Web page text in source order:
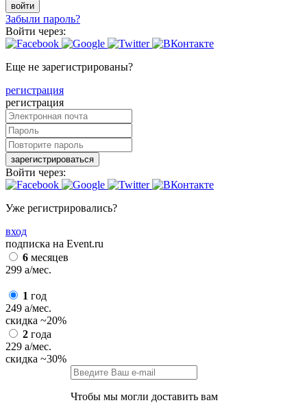
войти
Забыли пароль?
Войти через:
Еще не зарегистрированы?
регистрация
регистрация
зарегистрироваться
Войти через:
Уже регистрировались?
вход
подписка на Event.ru
6 месяцев
299 a/мес.
1 год
249 a/мес.
скидка ~20%
2 года
229 a/мес.
скидка ~30%
Чтобы мы могли доставить вам